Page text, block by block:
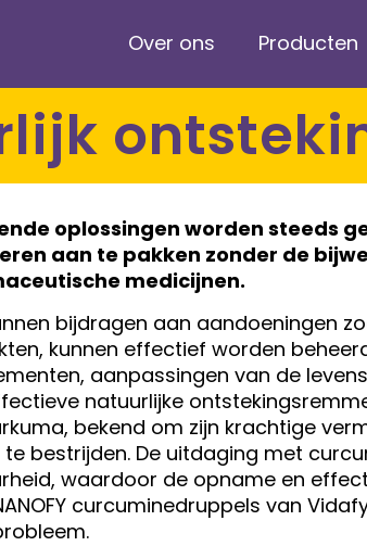
Over ons Producten
oplossingen worden steeds
aan te pakken zonder de
medicijnen.
bijdragen aan aandoeningen
kunnen effectief worden
aanpassingen van de
natuurlijke
bekend om zijn krachtige
bestrijden. De uitdaging met
waardoor de opname en
curcuminedruppels van